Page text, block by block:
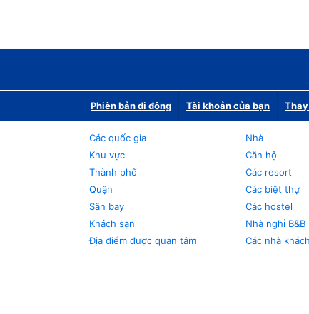
Phiên bản di động Tài khoản của bạn
Các quốc gia
Khu vực
Thành phố
Quận
Sân bay
Khách sạn
Địa điểm được quan tâm
Nhà
Căn hộ
Các resort
Các biệt thự
Các hostel
Nhà nghỉ B&B
Các nhà khách